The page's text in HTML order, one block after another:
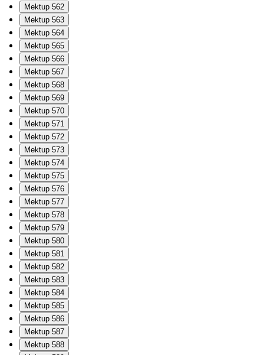
Mektup 562
Mektup 563
Mektup 564
Mektup 565
Mektup 566
Mektup 567
Mektup 568
Mektup 569
Mektup 570
Mektup 571
Mektup 572
Mektup 573
Mektup 574
Mektup 575
Mektup 576
Mektup 577
Mektup 578
Mektup 579
Mektup 580
Mektup 581
Mektup 582
Mektup 583
Mektup 584
Mektup 585
Mektup 586
Mektup 587
Mektup 588